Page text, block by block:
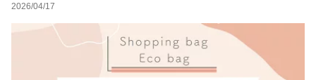
2026/04/17